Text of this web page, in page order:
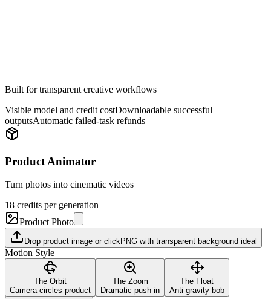
Built for transparent creative workflows
Visible model and credit costDownloadable successful
outputsAutomatic failed-task refunds
Product Animator
Turn photos into cinematic videos
18 credits per generation
Product Photo
Drop product image or clickPNG with transparent background ideal
Motion Style
The Orbit
Camera circles product
The Zoom
Dramatic push-in
The Float
Anti-gravity bob